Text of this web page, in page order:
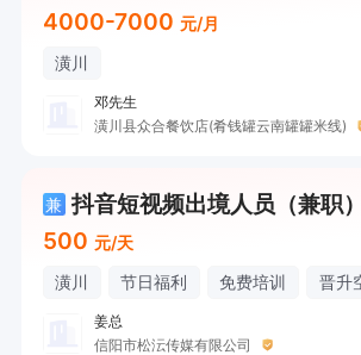
4000-7000 元/月
潢川
邓先生
潢川县众合餐饮店(肴钱罐云南罐罐米线)
兼 抖音短视频出境人员（兼职
500 元/天
潢川 节日福利 免费培训 晋升
姜总
信阳市松沄传媒有限公司